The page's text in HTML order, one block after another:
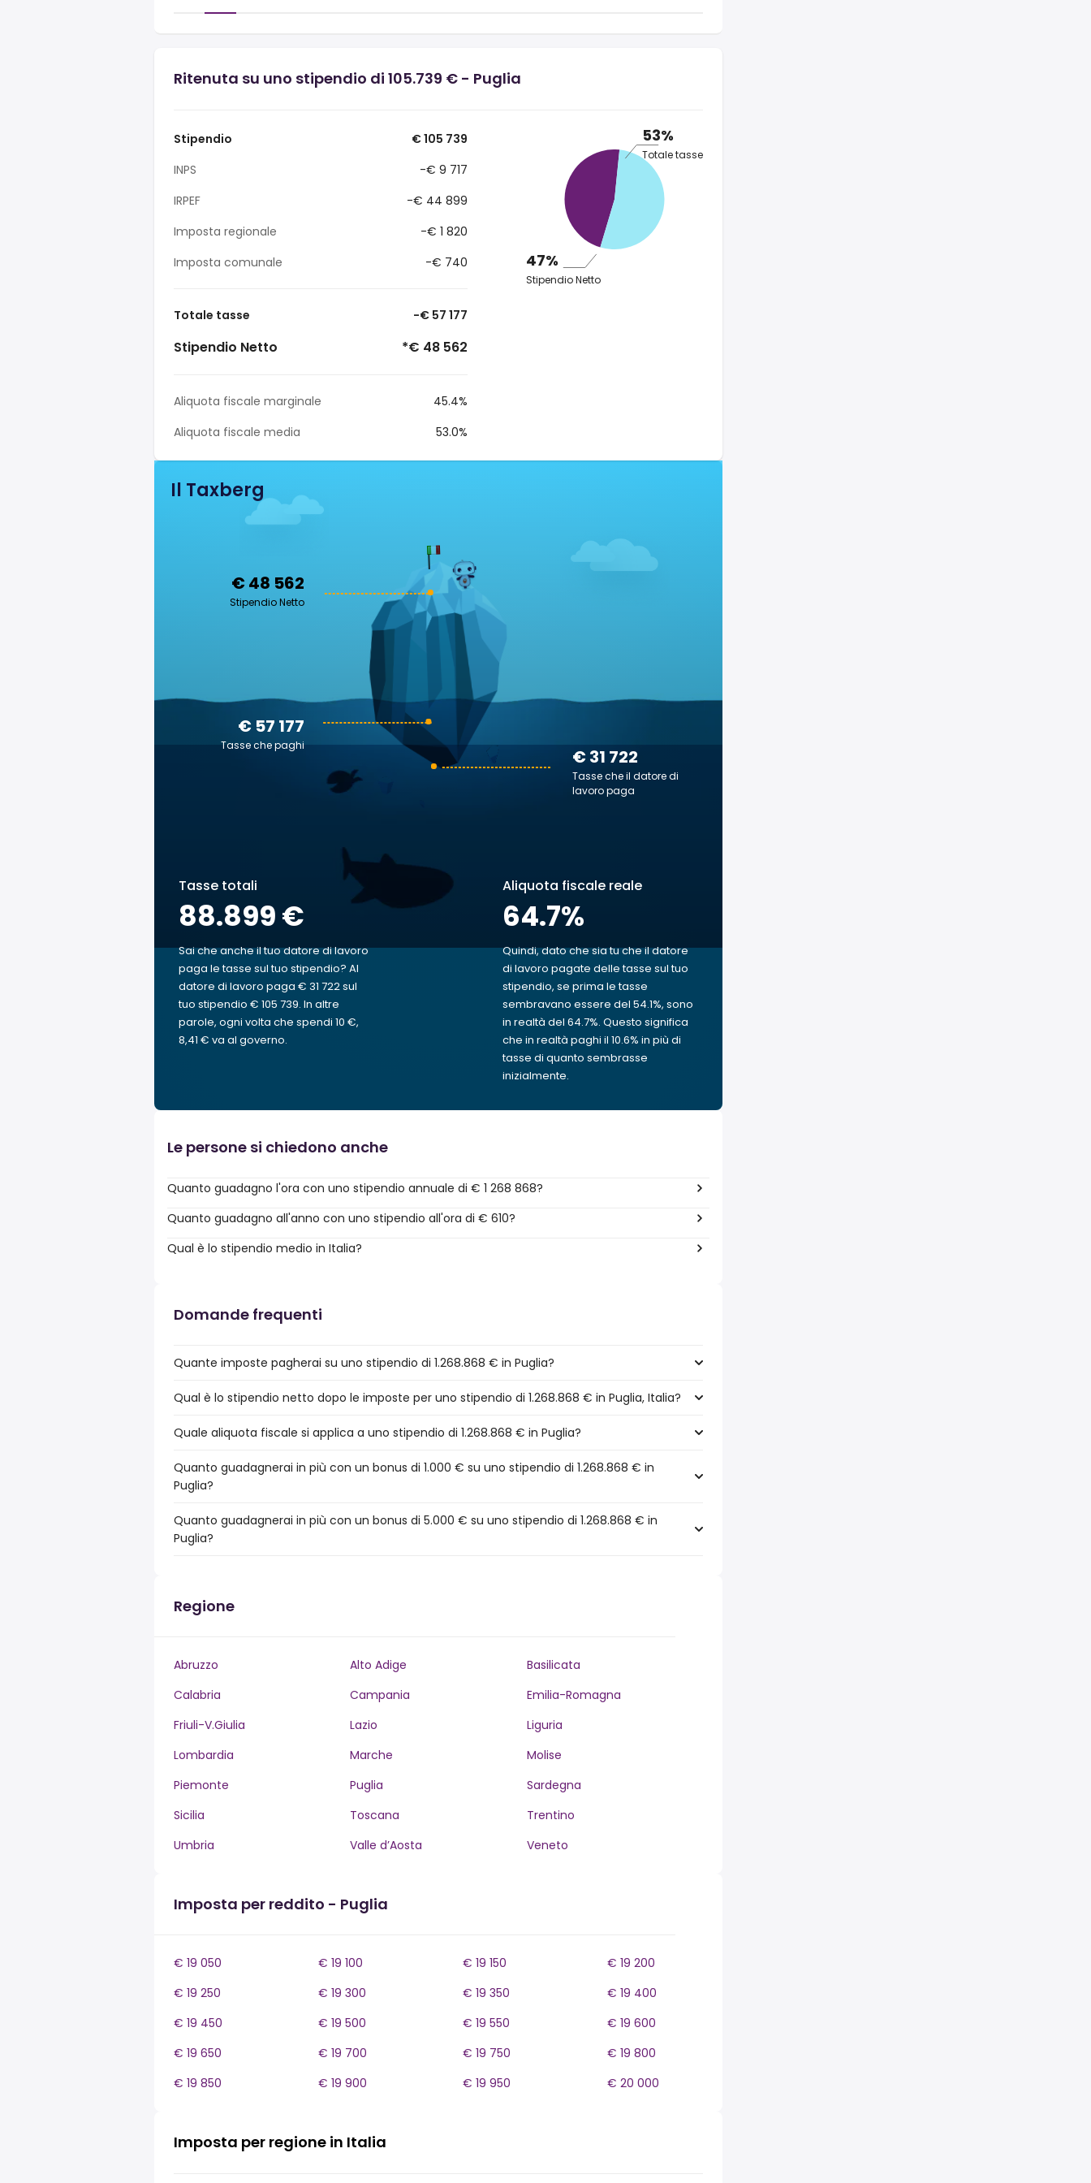
Ritenuta su uno stipendio di 105.739 € - Puglia
Stipendio
€ 105 739
INPS
-€ 9 717
IRPEF
-€ 44 899
Imposta regionale
-€ 1 820
Imposta comunale
-€ 740
Totale tasse -€ 57 177
Stipendio Netto *€ 48 562
Aliquota fiscale marginale
45.4%
Aliquota fiscale media
53.0%
53%
Totale tasse
47%
Stipendio Netto
Il Taxberg
€ 48 562
Stipendio Netto
€ 31 722
Tasse che il datore di
lavoro paga
€ 57 177
Tasse che paghi
Tasse totali
88.899 €
Sai che anche il tuo datore di lavoro
paga le tasse sul tuo stipendio? Al
datore di lavoro paga € 31 722 sul
tuo stipendio € 105 739. In altre
parole, ogni volta che spendi 10 €,
8,41 € va al governo.
Aliquota fiscale reale
64.7%
Quindi, dato che sia tu che il datore
di lavoro pagate delle tasse sul tuo
stipendio, se prima le tasse
sembravano essere del 54.1%, sono
in realtà del 64.7%. Questo significa
che in realtà paghi il 10.6% in più di
tasse di quanto sembrasse
inizialmente.
Le persone si chiedono anche
Quanto guadagno l'ora con uno stipendio annuale di € 1 268 868?
Quanto guadagno all'anno con uno stipendio all'ora di € 610?
Qual è lo stipendio medio in Italia?
Domande frequenti
Quante imposte pagherai su uno stipendio di 1.268.868 € in Puglia?
Qual è lo stipendio netto dopo le imposte per uno stipendio di 1.268.868 € in Puglia, Italia?
Quale aliquota fiscale si applica a uno stipendio di 1.268.868 € in Puglia?
Quanto guadagnerai in più con un bonus di 1.000 € su uno stipendio di 1.268.868 € in
Puglia?
Quanto guadagnerai in più con un bonus di 5.000 € su uno stipendio di 1.268.868 € in
Puglia?
Regione
Abruzzo Alto Adige
Basilicata
Calabria
Campania
Emilia-Romagna
Friuli-V.Giulia
Lazio
Liguria
Lombardia
Marche
Molise
Piemonte
Puglia
Sardegna
Sicilia
Toscana
Trentino
Umbria
Valle d’Aosta Veneto
Imposta per reddito - Puglia
€ 19 050 € 19 100 € 19 150
€ 19 200
€ 19 250
€ 19 300 € 19 350
€ 19 400
€ 19 450
€ 19 500 € 19 550
€ 19 600
€ 19 650
€ 19 700 € 19 750
€ 19 800
€ 19 850
€ 19 900 € 19 950 € 20 000
Imposta per regione in Italia